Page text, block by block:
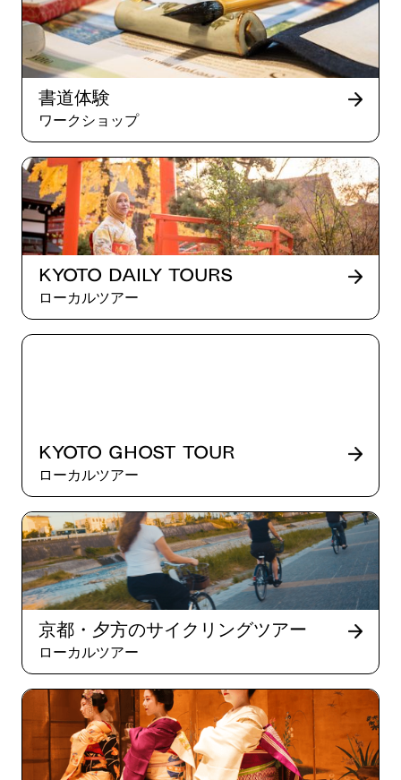
書道体験
ワークショップ
Kyoto Daily Tours
ローカルツアー
Kyoto Ghost Tour
ローカルツアー
京都・夕方のサイクリングツアー
ローカルツアー